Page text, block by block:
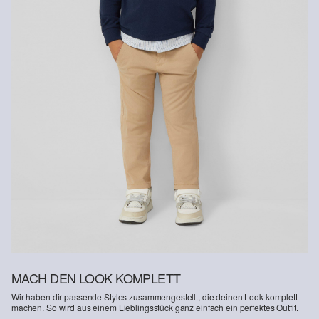
MACH DEN LOOK KOMPLETT
Wir haben dir passende Styles zusammengestellt, die deinen Look komplett
machen. So wird aus einem Lieblingsstück ganz einfach ein perfektes Outfit.